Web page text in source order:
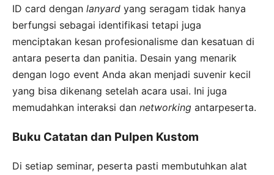
ID card dengan lanyard yang seragam tidak hanya
berfungsi sebagai identifikasi tetapi juga
menciptakan kesan profesionalisme dan kesatuan di
antara peserta dan panitia. Desain yang menarik
dengan logo event Anda akan menjadi suvenir kecil
yang bisa dikenang setelah acara usai. Ini juga
memudahkan interaksi dan networking antarpeserta.
Buku Catatan dan Pulpen Kustom
Di setiap seminar, peserta pasti membutuhkan alat